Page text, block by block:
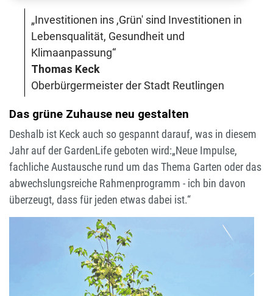
„Investitionen ins ,Grün' sind Investitionen in
Lebensqualität, Gesundheit und
Klimaanpassung“
Thomas Keck
Oberbürgermeister der Stadt Reutlingen
Das grüne Zuhause neu gestalten
Deshalb ist Keck auch so gespannt darauf, was in diesem
Jahr auf der GardenLife geboten wird:„Neue Impulse,
fachliche Austausche rund um das Thema Garten oder das
abwechslungsreiche Rahmenprogramm - ich bin davon
überzeugt, dass für jeden etwas dabei ist.“